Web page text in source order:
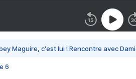
Maguire, c'est lui ! Rencontre avec
6